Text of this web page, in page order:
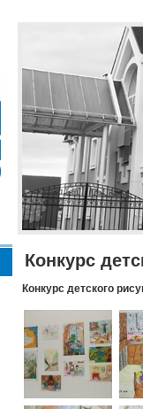
Конкурс
Конкурс детского